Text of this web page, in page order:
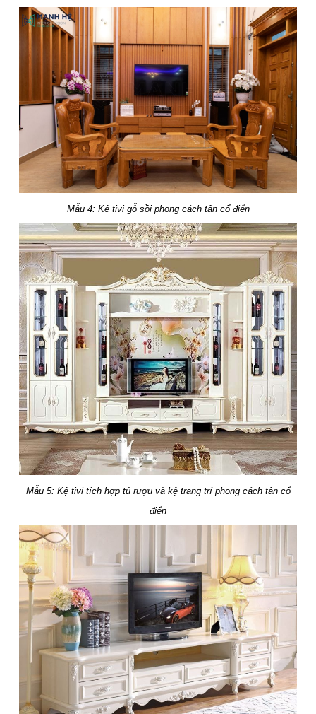
Mẫu 4: Kệ tivi gỗ sồi phong cách tân cổ điển
Mẫu 5: Kệ tivi tích hợp tủ rượu và kệ trang trí phong cách tân cổ
điển